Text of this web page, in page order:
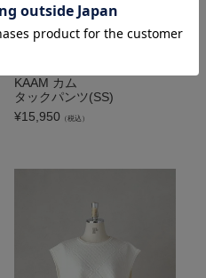
KAAM カム
タックパンツ(SS)
¥15,950 （税込）